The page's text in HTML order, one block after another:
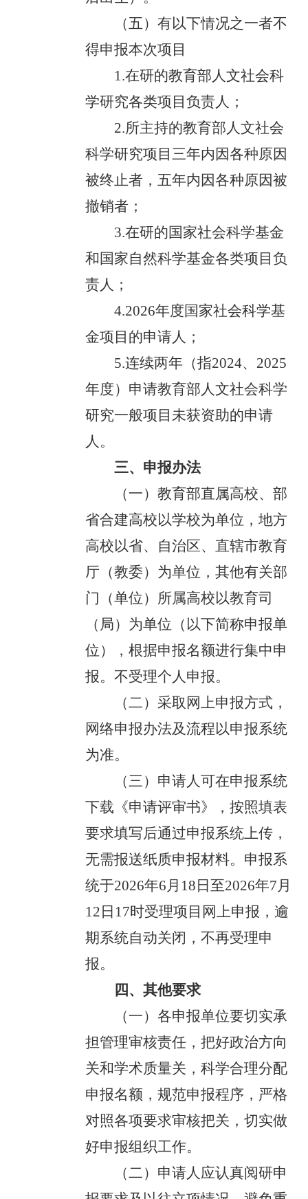
（五）有以下情况之一者不
得申报本次项目
1.在研的教育部人文社会科
学研究各类项目负责人；
2.所主持的教育部人文社会
科学研究项目三年内因各种原因
被终止者，五年内因各种原因被
撤销者；
3.在研的国家社会科学基金
和国家自然科学基金各类项目负
责人；
4.2026年度国家社会科学基
金项目的申请人；
5.连续两年（指2024、2025
年度）申请教育部人文社会科学
研究一般项目未获资助的申请
人。
三、申报办法
（一）教育部直属高校、部
省合建高校以学校为单位，地方
高校以省、自治区、直辖市教育
厅（教委）为单位，其他有关部
门（单位）所属高校以教育司
（局）为单位（以下简称申报单
位），根据申报名额进行集中申
报。不受理个人申报。
（二）采取网上申报方式，
网络申报办法及流程以申报系统
为准。
（三）申请人可在申报系统
下载《申请评审书》，按照填表
要求填写后通过申报系统上传，
无需报送纸质申报材料。申报系
统于2026年6月18日至2026年7月
12日17时受理项目网上申报，逾
期系统自动关闭，不再受理申
报。
四、其他要求
（一）各申报单位要切实承
担管理审核责任，把好政治方向
关和学术质量关，科学合理分配
申报名额，规范申报程序，严格
对照各项要求审核把关，切实做
好申报组织工作。
（二）申请人应认真阅研申